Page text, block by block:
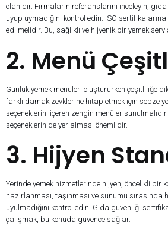
olanıdır. Firmaların referanslarını inceleyin,
uyup uymadığını kontrol edin. ISO
edilmelidir. Bu, sağlıklı ve hijyenik bir yemek
2. Menü
Günlük yemek menüleri oluştururken çeşitliliğe
farklı damak zevklerine hitap etmek için sebze
seçeneklerini içeren zengin menüler
seçeneklerin de yer alması önemlidir.
3. Hijyen
Yerinde yemek hizmetlerinde hijyen, öncelikli bir
hazırlanması, taşınması ve sunumu sırasında
uyulmadığını kontrol edin. Gıda güvenliği
çalışmak, bu konuda güvence sağlar.